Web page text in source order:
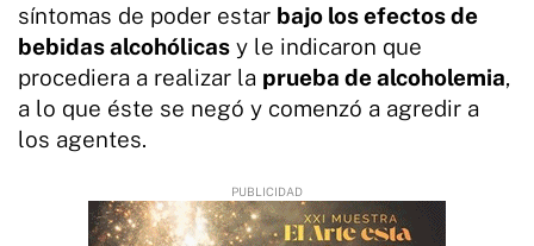
síntomas de poder estar bajo los efectos de
bebidas alcohólicas y le indicaron que
procediera a realizar la prueba de alcoholemia,
a lo que éste se negó y comenzó a agredir a
los agentes.